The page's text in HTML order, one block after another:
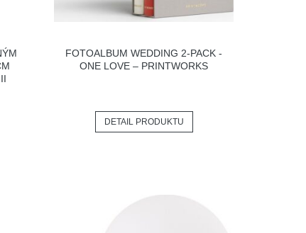
FOTOALBUM WEDDING 2-PACK -
ONE LOVE – PRINTWORKS
DETAIL PRODUKTU